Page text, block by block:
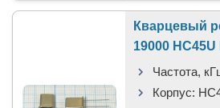
Кварцевый
19000
Частота,
Корпус: